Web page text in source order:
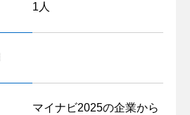
1人
マイナビ2025の企業から